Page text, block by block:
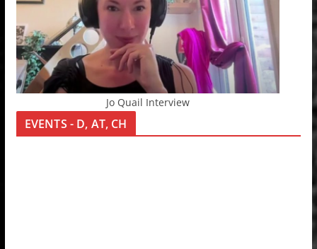
Jo Quail Interview
EVENTS - D, AT, CH